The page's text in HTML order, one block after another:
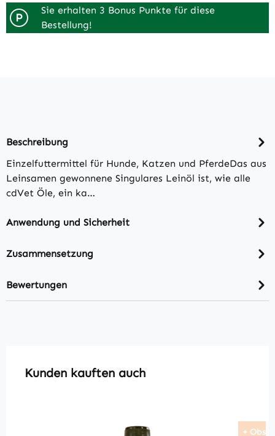
P
Sie erhalten 3 Bonus Punkte für diese
Bestellung!
Beschreibung
Einzelfuttermittel für Hunde, Katzen und PferdeDas aus
Leinsamen gewonnene Singulares Leinöl ist, wie alle
cdVet Öle, ein ka…
Anwendung und Sicherheit
Zusammensetzung
Bewertungen
Produktgalerie überspringen
Kunden kauften auch
+